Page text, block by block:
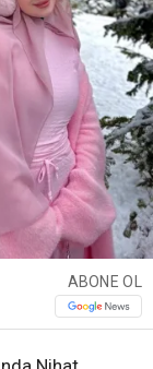
ABONE OL